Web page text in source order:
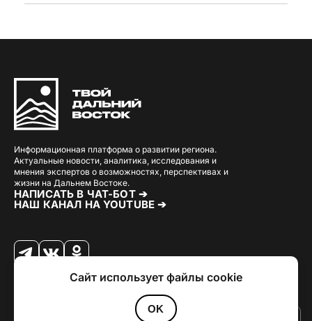
Информационная платформа о развитии региона.
Актуальные новости, аналитика, исследования и
мнения экспертов о возможностях, перспективах и
жизни на Дальнем Востоке.
НАПИСАТЬ В ЧАТ-БОТ ➔
НАШ КАНАЛ НА YOUTUBE ➔
. РазработкаLoimi.
Политика конфиденциальности
Сайт использует файлы cookie
OK